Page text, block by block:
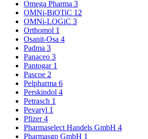
Omega Pharma 3
OMNi-BiOTiC 12
OMNi-LOGiC 3
Orthomol 1
Osanit-Osa 4
Padma 3
Panaceo 3
Pantogar 1
Pascoe 2
Pelpharma 6
Perskindol 4
Petrasch 1
Pevaryl 1
Pfizer4
Pharmaselect Handels GmbH 4
Pharmasgp GmbH 1